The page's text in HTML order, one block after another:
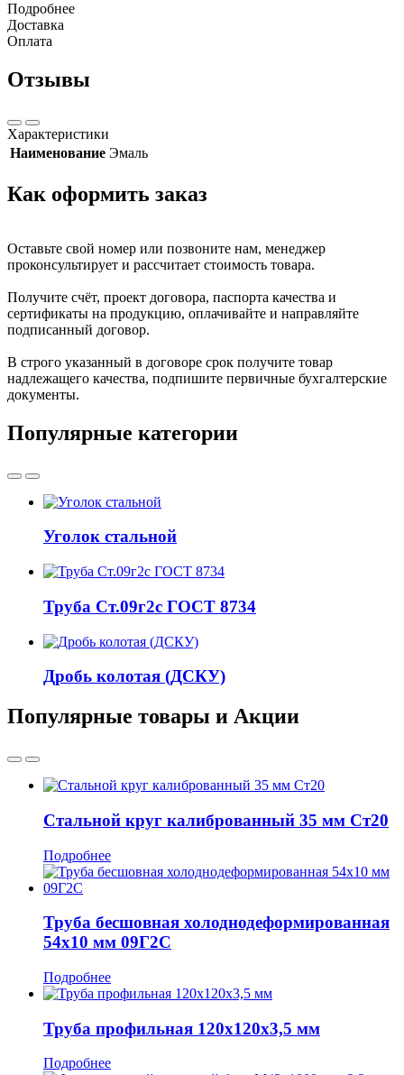
Подробнее
Доставка
Оплата
Отзывы
Характеристики
Наименование Эмаль
Как оформить заказ
Оставьте свой номер или позвоните нам, менеджер
проконсультирует и рассчитает стоимость товара.
Получите счёт, проект договора, паспорта качества и
сертификаты на продукцию, оплачивайте и направляйте
подписанный договор.
В строго указанный в договоре срок получите товар
надлежащего качества, подпишите первичные бухгалтерские
документы.
Популярные категории
Уголок стальной
Труба Ст.09г2с ГОСТ 8734
Дробь колотая (ДСКУ)
Популярные товары и Акции
Стальной круг калиброванный 35 мм Ст20
Подробнее
Труба бесшовная холоднодеформированная
54x10 мм 09Г2С
Подробнее
Труба профильная 120х120х3,5 мм
Подробнее